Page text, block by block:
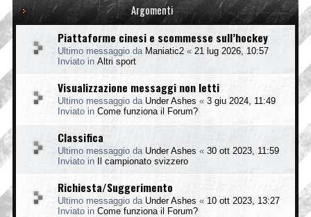
Argomenti
Piattaforme cinesi e scommesse sull’hockey
Ultimo messaggio da Maniatic2 « 21 lug 2026, 10:57
Inviato in Altri sport
Visualizzazione messaggi non letti
Ultimo messaggio da Under Ashes « 3 giu 2024, 11:49
Inviato in Come funziona il Forum?
Classifica
Ultimo messaggio da Under Ashes « 30 ott 2023, 11:59
Inviato in
Il campionato svizzero
Richiesta/Suggerimento
Ultimo messaggio da Under Ashes « 10 ott 2023, 13:27
Inviato in Come funziona il Forum?